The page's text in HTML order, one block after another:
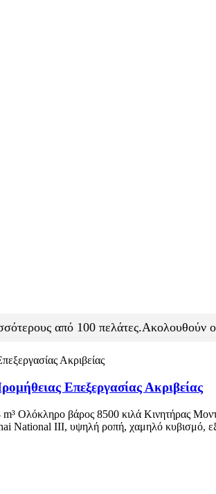
από 100 πελάτες.Ακολουθούν
Επεξεργασίας Ακριβείας
Ολόκληρο βάρος 8500 κιλά Κινητήρας
National III, υψηλή ροπή, χαμηλό κυβισμό,